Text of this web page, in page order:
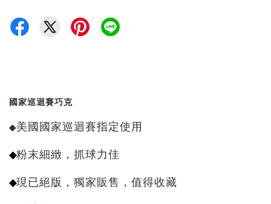
國家巡迴賽巧克
◆美國國家巡迴賽指定使用
◆粉末細緻，抓球力佳
◆現已絕版，獨家販售，值得收藏